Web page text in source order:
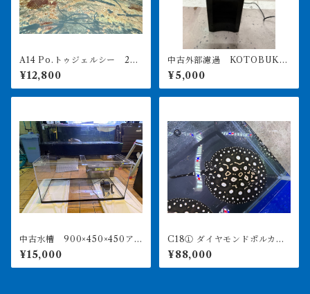
A14 Po.トゥジェルシー 20
㎝前後
¥12,800
中古外部濾過 KOTOBUKI
POWERBOX V1200 引き取
り限定
¥5,000
中古水槽 900×450×450ア
クリル水槽 上部濾過セット
¥15,000
C18① ダイヤモンドポルカ
アルビノヘテロ 体盤16㎝前
後 ♀
¥88,000